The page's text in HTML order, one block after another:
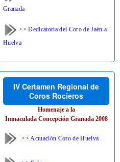
Granada
>> Dedicatoria del Coro de Jaén a
Huelva
IV Certamen Regional de
Coros Rocieros
Homenaje a la
Inmaculada Concepción Granada 2008
>> Actuación Coro de Huelva